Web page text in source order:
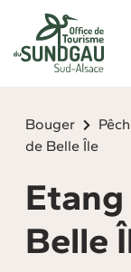
Bouger
de Belle Île
Belle
Panneau de